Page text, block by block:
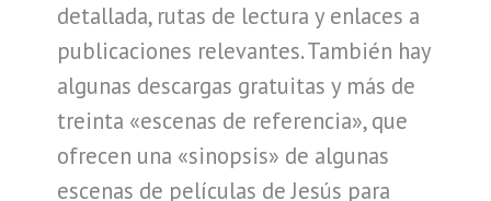
detallada, rutas de lectura y enlaces a
publicaciones relevantes. También hay
algunas descargas gratuitas y más de
treinta «escenas de referencia», que
ofrecen una «sinopsis» de algunas
escenas de películas de Jesús para